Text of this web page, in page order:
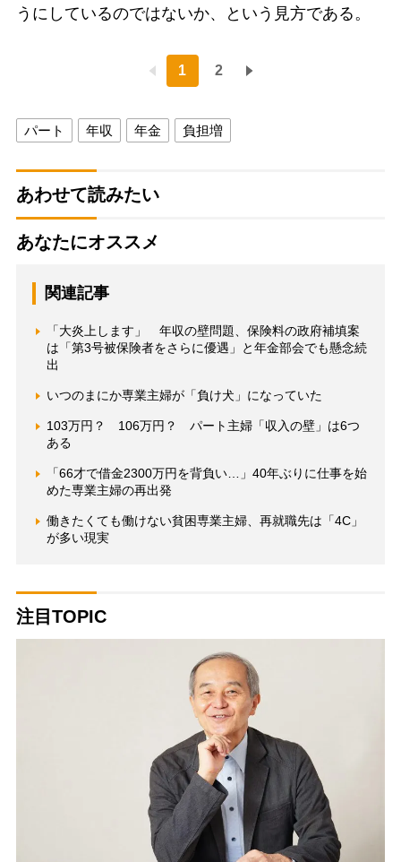
うにしているのではないか、という見方である。
1 2
パート 年収 年金 負担増
あわせて読みたい
あなたにオススメ
関連記事
「大炎上します」 年収の壁問題、保険料の政府補填案
は「第3号被保険者をさらに優遇」と年金部会でも懸念続
出
いつのまにか専業主婦が「負け犬」になっていた
103万円？ 106万円？ パート主婦「収入の壁」は6つ
ある
「66才で借金2300万円を背負い…」40年ぶりに仕事を始
めた専業主婦の再出発
働きたくても働けない貧困専業主婦、再就職先は「4C」
が多い現実
注目TOPIC